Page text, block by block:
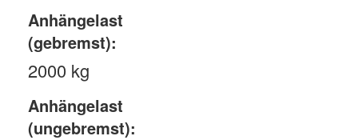
Anhängelast
(gebremst):
2000 kg
Anhängelast
(ungebremst):